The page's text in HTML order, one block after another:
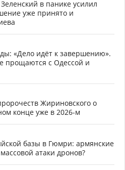
в панике усилил
уже принято и
«Дело идёт к завершению».
прощаются с Одессой и
Жириновского о
конце уже в 2026-м
базы в Гюмри: армянские
атаки дронов?